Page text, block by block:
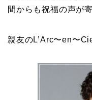
間からも祝福の声が
親友のL’Arc〜en〜